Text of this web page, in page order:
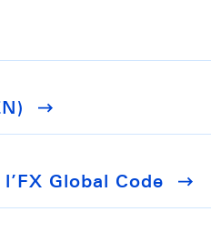
Global Code